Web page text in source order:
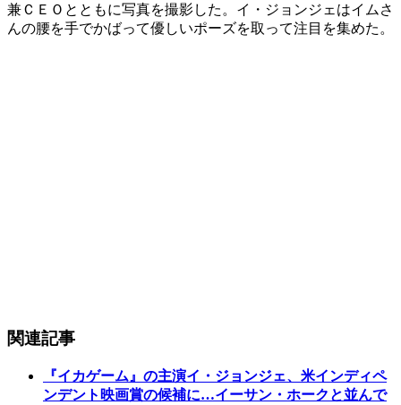
兼ＣＥＯとともに写真を撮影した。イ・ジョンジェはイムさ
んの腰を手でかばって優しいポーズを取って注目を集めた。
関連記事
『イカゲーム』の主演イ・ジョンジェ、米インディペ
ンデント映画賞の候補に…イーサン・ホークと並んで